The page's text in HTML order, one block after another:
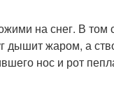
на снег. В том
дышит жаром, а
нос и рот